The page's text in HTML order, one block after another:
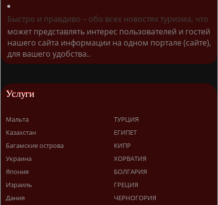
Быстро и правдиво – обо всех новостях туризма, что
может представлять интерес пользователей и гостей
нашего сайта информации на одном портале (сайте),
для вашего удобства..
Услуги
Мальта
Казахстан
Багамские острова
Украина
Япония
Израиль
Дания
ТУРЦИЯ
ЕГИПЕТ
КИПР
ХОРВАТИЯ
БОЛГАРИЯ
ГРЕЦИЯ
ЧЕРНОГОРИЯ